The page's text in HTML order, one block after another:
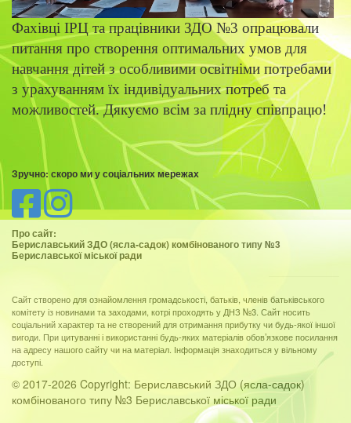
Фахівці ІРЦ та працівники ЗДО №3 опрацювали
питання про створення оптимальних умов для
навчання дітей з особливими освітніми потребами
з урахуванням їх індивідуальних потреб та
можливостей. Дякуємо всім за плідну співпрацю!
Зручно: скоро ми у соціальних мережах
Про сайт:
Бериславський ЗДО (ясла-садок) комбінованого типу №3
Бериславської міської ради
Сайт створено для ознайомлення громадськості, батьків, членів батьківського
комітету із новинами та заходами, котрі проходять у ДНЗ №3. Сайт носить
соціальний характер та не створений для отримання прибутку чи будь-якої іншої
вигоди. При цитуванні і використанні будь-яких матеріалів обов’язкове посилання
на адресу нашого сайту чи на матеріал. Інформація знаходиться у вільному
доступі.
© 2017-2026 Copyright: Бериславський ЗДО (ясла-садок)
комбінованого типу №3 Бериславської міської ради